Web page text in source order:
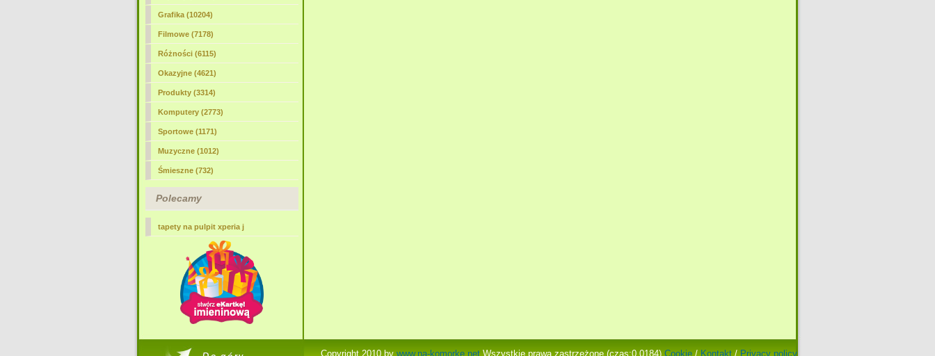
Grafika (10204)
Filmowe (7178)
Różności (6115)
Okazyjne (4621)
Produkty (3314)
Komputery (2773)
Sportowe (1171)
Muzyczne (1012)
Śmieszne (732)
Polecamy
tapety na pulpit xperia j
Copyright 2010 by www.na-komorke.net Wszystkie prawa zastrzeżone (czas:0.0184) Cookie / Kontakt / Privacy policy